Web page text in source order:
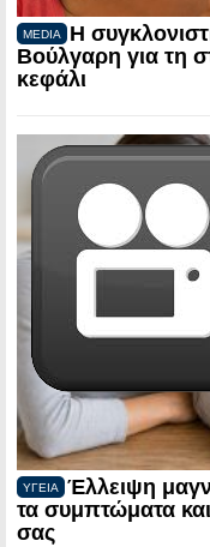
MEDIA
Η
Βούλγαρη για τη
κεφάλι
ΥΓΕΙΑ
Έλλειψη
τα συμπτώματα
σας